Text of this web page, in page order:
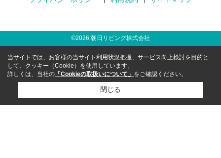
©2026 朝日リビング株式会社
当サイトでは、お客様の当サイト利用状況把握、サービス向上検討を目的と
して、クッキー（Cookie）を使用しています。
詳しくは、当社の 「Cookieの取扱いについて」 をご確認ください。
閉じる